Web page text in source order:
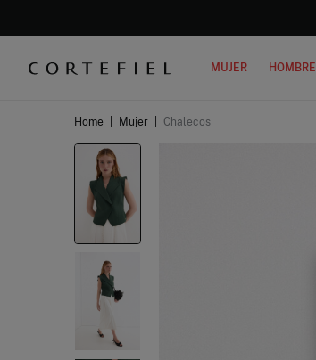
MUJER HOMBRE
Home Mujer Chalecos